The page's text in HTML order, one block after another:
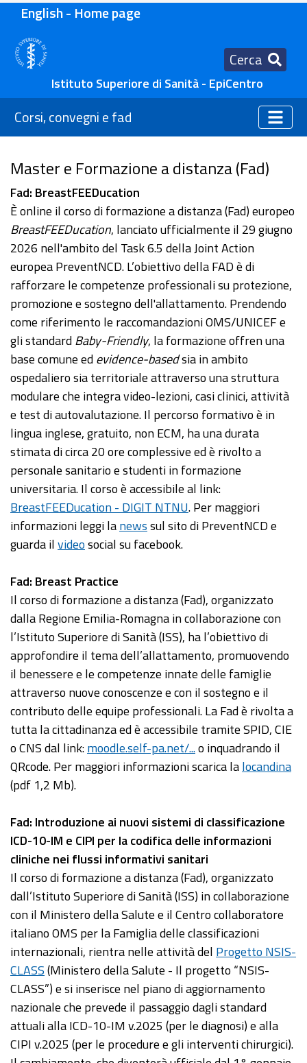
English - Home page
Cerca
Istituto Superiore di Sanità - EpiCentro
Corsi, convegni e fad
Master e Formazione a distanza (Fad)
Fad: BreastFEEDucation
È online il corso di formazione a distanza (Fad) europeo
BreastFEEDucation, lanciato ufficialmente il 29 giugno
2026 nell'ambito del Task 6.5 della Joint Action
europea PreventNCD. L’obiettivo della FAD è di
rafforzare le competenze professionali su protezione,
promozione e sostegno dell'allattamento. Prendendo
come riferimento le raccomandazioni OMS/UNICEF e
gli standardBaby-Friendly, la formazione offren una
base comune edevidence-basedsia in ambito
ospedaliero sia territoriale attraverso una struttura
modulare che integra video-lezioni, casi clinici, attività
e test di autovalutazione. Il percorso formativo è in
lingua inglese, gratuito, non ECM, ha una durata
stimata di circa 20 ore complessive ed è rivolto a
personale sanitario e studenti in formazione
universitaria. Il corso è accessibile al link:
BreastFEEDucation - DIGIT NTNU. Per maggiori
informazioni leggi lanewssul sito di PreventNCD e
guarda ilvideosocial su facebook.
Fad: Breast Practice
Il corso di formazione a distanza (Fad), organizzato
dalla Regione Emilia-Romagna in collaborazione con
l’Istituto Superiore di Sanità (ISS), ha l’obiettivo di
approfondire il tema dell’allattamento, promuovendo
il benessere e le competenze innate delle famiglie
attraverso nuove conoscenze e con il sostegno e il
contributo delle equipe professionali. La Fad è rivolta a
tutta la cittadinanza ed è accessibile tramite SPID, CIE
o CNS dal link:moodle.self-pa.net/...o inquadrando il
QRcode. Per maggiori informazioni scarica lalocandina
(pdf 1,2 Mb).
Fad: Introduzione ai nuovi sistemi di classificazione
ICD-10-IM e CIPI per la codifica delle informazioni
cliniche nei flussi informativi sanitari
Il corso di formazione a distanza (Fad), organizzato
dall’Istituto Superiore di Sanità (ISS) in collaborazione
con il Ministero della Salute e il Centro collaboratore
italiano OMS per la Famiglia delle classificazioni
internazionali, rientra nelle attività del Progetto NSIS-
CLASS(Ministero della Salute - Il progetto “NSIS-
CLASS”) e si inserisce nel piano di aggiornamento
nazionale che prevede il passaggio dagli standard
attuali alla ICD-10-IM v.2025 (per le diagnosi) e alla
CIPI v.2025 (per le procedure e gli interventi chirurgici).